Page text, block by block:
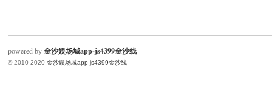
powered by金沙娱场城app-js4399金沙线
© 2010-2020 金沙娱场城app-js4399金沙线